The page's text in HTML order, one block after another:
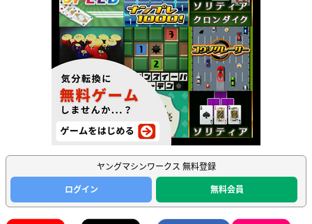
ヤングマシンワークス 無料登録
ログイン
無料会員